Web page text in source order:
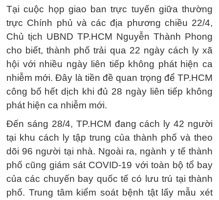
Tại cuộc họp giao ban trực tuyến giữa thường
trực Chính phủ và các địa phương chiều 22/4,
Chủ tịch UBND TP.HCM Nguyễn Thành Phong
cho biết, thành phố trải qua 22 ngày cách ly xã
hội với nhiều ngày liên tiếp không phát hiện ca
nhiễm mới. Đây là tiền đề quan trọng để TP.HCM
công bố hết dịch khi đủ 28 ngày liên tiếp không
phát hiện ca nhiễm mới.
Đến sáng 28/4, TP.HCM đang cách ly 42 người
tại khu cách ly tập trung của thành phố và theo
dõi 96 người tại nhà. Ngoài ra, ngành y tế thành
phố cũng giám sát COVID-19 với toàn bộ tổ bay
của các chuyến bay quốc tế có lưu trú tại thành
phố. Trung tâm kiểm soát bệnh tật lấy mẫu xét